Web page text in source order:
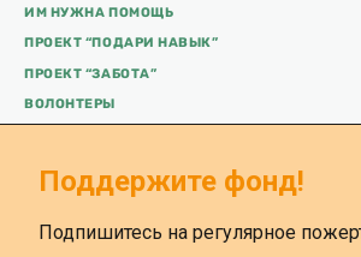
ИМ НУЖНА ПОМОЩЬ
ПРОЕКТ “ПОДАРИ НАВЫК”
ПРОЕКТ “ЗАБОТА”
ВОЛОНТЕРЫ
Все материалы сайта доступны
Поддержите фонд!
Подпишитесь на регулярное